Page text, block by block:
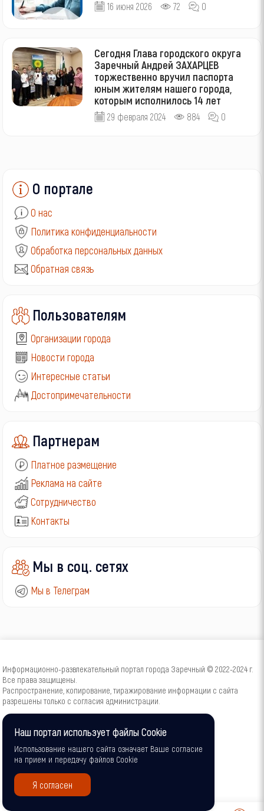
16 июня 2026 72 0
Сегодня Глава городского округа
Заречный Андрей ЗАХАРЦЕВ
торжественно вручил паспорта
юным жителям нашего города,
которым исполнилось 14 лет
29 февраля 2024 884 0
О портале
О нас
Политика конфиденциальности
Обработка персональных данных
Обратная связь
Пользователям
Организации города
Новости города
Интересные статьи
Достопримечательности
Партнерам
Платное размещение
Реклама на сайте
Сотрудничество
Контакты
Мы в соц. сетях
Мы в Телеграм
Информационно-развлекательный портал города Заречный © 2022-2024 г.
Все права защищены.
Распространение, копирование, тиражирование информации с сайта
разрешены только с согласия администрации.
16+Наш портал использует файлы Cookie
Использование нашего сайта означает Ваше согласие
на прием и передачу файлов Cookie
Я согласен